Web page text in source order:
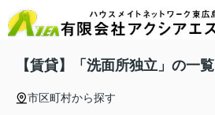
【賃貸】「洗面所独立」の一覧
市区町村から探す